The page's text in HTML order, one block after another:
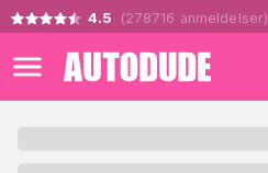
4.5 (278716 anmeldelser)